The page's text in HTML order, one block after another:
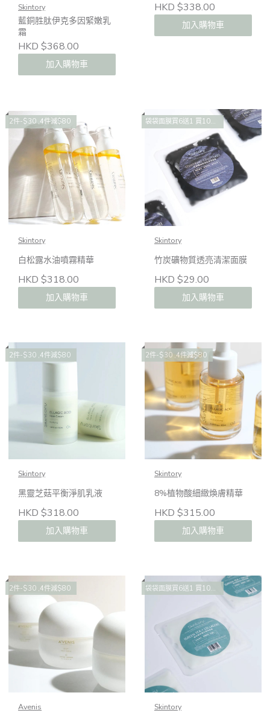
Skintory
藍銅胜肽伊克多因緊嫩乳
霜
HKD $368.00
加入購物車
HKD $338.00
加入購物車
2件-$30 ,4件減$80
Skintory
白松露水油噴霧精華
HKD $318.00
加入購物車
袋袋面膜買6送1 買10送2 買14送4
Skintory
竹炭礦物質透亮清潔面膜
HKD $29.00
加入購物車
2件-$30 ,4件減$80
Skintory
黑靈芝菇平衡淨肌乳液
HKD $318.00
加入購物車
2件-$30 ,4件減$80
Skintory
8%植物酸細緻煥膚精華
HKD $315.00
加入購物車
2件-$30 ,4件減$80
Avenis
袋袋面膜買6送1 買10送2 買14送4
Skintory